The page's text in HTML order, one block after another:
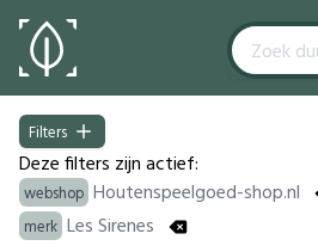
Filters
Filters
Deze filters zijn actief:
webshop Houtenspeelgoed-shop.nl
merk Les Sirenes